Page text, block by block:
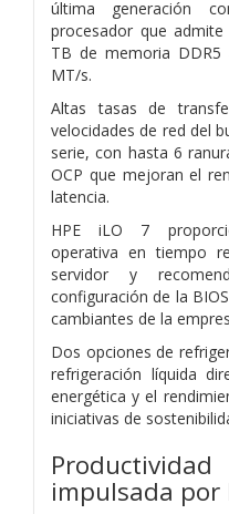
última generación
procesador que
TB de memoria DDR5
MT/s.
Altas tasas de
velocidades de red del
serie, con hasta 6
OCP que mejoran el
latencia.
HPE iLO 7
operativa en tiempo
servidor y
configuración de la
cambiantes de la
Dos opciones de
refrigeración líquida
energética y el
iniciativas de
impulsada por